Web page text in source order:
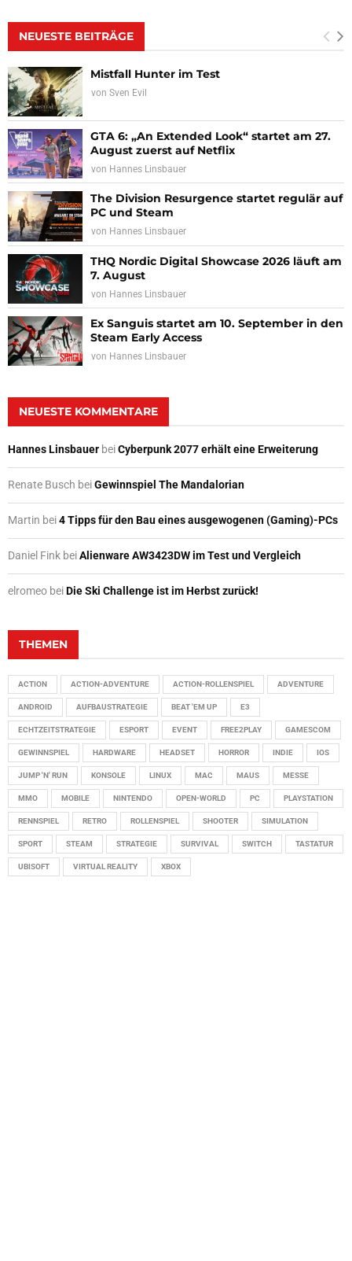
NEUESTE BEITRÄGE
Mistfall Hunter im Test
von Sven Evil
GTA 6: „An Extended Look“ startet am 27.
August zuerst auf Netflix
von Hannes Linsbauer
The Division Resurgence startet regulär auf
PC und Steam
von Hannes Linsbauer
THQ Nordic Digital Showcase 2026 läuft am
7. August
von Hannes Linsbauer
Ex Sanguis startet am 10. September in den
Steam Early Access
von Hannes Linsbauer
NEUESTE KOMMENTARE
Hannes Linsbauer beiCyberpunk 2077 erhält eine Erweiterung
Renate Busch beiGewinnspiel The Mandalorian
Martin bei4 Tipps für den Bau eines ausgewogenen (Gaming)-PCs
Daniel Fink beiAlienware AW3423DW im Test und Vergleich
elromeo beiDie Ski Challenge ist im Herbst zurück!
THEMEN
ACTION ACTION-ADVENTURE ACTION-ROLLENSPIEL ADVENTURE
ANDROID AUFBAUSTRATEGIE BEAT 'EM UP E3
ECHTZEITSTRATEGIE ESPORT EVENT FREE2PLAY GAMESCOM
GEWINNSPIEL HARDWARE HEADSET HORROR INDIE IOS
JUMP 'N' RUN KONSOLE LINUX MAC MAUS MESSE
MMO MOBILE NINTENDO OPEN-WORLD PC PLAYSTATION
RENNSPIEL RETRO ROLLENSPIEL SHOOTER SIMULATION
SPORT STEAM STRATEGIE SURVIVAL SWITCH TASTATUR
UBISOFT VIRTUAL REALITY XBOX